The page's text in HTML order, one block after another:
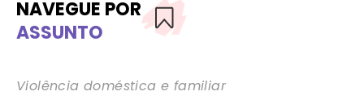
NAVEGUE POR
ASSUNTO
Violência doméstica e familiar